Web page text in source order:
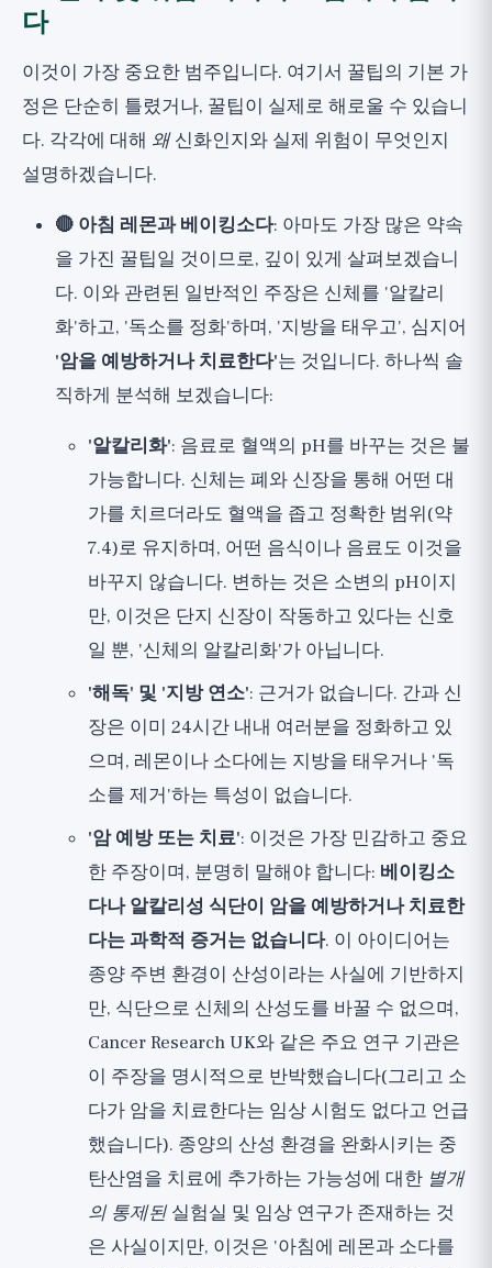
다
이것이 가장 중요한 범주입니다. 여기서 꿀팁의 기본 가
정은 단순히 틀렸거나, 꿀팁이 실제로 해로울 수 있습니
다. 각각에 대해 왜신화인지와 실제 위험이 무엇인지
설명하겠습니다.
🔴 아침 레몬과 베이킹소다: 아마도 가장 많은 약속
을 가진 꿀팁일 것이므로, 깊이 있게 살펴보겠습니
다. 이와 관련된 일반적인 주장은 신체를 '알칼리
화'하고, '독소를 정화'하며, '지방을 태우고', 심지어
'암을 예방하거나 치료한다'는 것입니다. 하나씩 솔
직하게 분석해 보겠습니다:
'알칼리화': 음료로 혈액의 pH를 바꾸는 것은 불
가능합니다. 신체는 폐와 신장을 통해 어떤 대
가를 치르더라도 혈액을 좁고 정확한 범위(약
7.4)로 유지하며, 어떤 음식이나 음료도 이것을
바꾸지 않습니다. 변하는 것은 소변의 pH이지
만, 이것은 단지 신장이 작동하고 있다는 신호
일 뿐, '신체의 알칼리화'가 아닙니다.
'해독' 및 '지방 연소': 근거가 없습니다. 간과 신
장은 이미 24시간 내내 여러분을 정화하고 있
으며, 레몬이나 소다에는 지방을 태우거나 '독
소를 제거'하는 특성이 없습니다.
'암 예방 또는 치료': 이것은 가장 민감하고 중요
한 주장이며, 분명히 말해야 합니다: 베이킹소
다나 알칼리성 식단이 암을 예방하거나 치료한
다는 과학적 증거는 없습니다. 이 아이디어는
종양 주변 환경이 산성이라는 사실에 기반하지
만, 식단으로 신체의 산성도를 바꿀 수 없으며,
Cancer Research UK와 같은 주요 연구 기관은
이 주장을 명시적으로 반박했습니다(그리고 소
다가 암을 치료한다는 임상 시험도 없다고 언급
했습니다). 종양의 산성 환경을 완화시키는 중
탄산염을 치료에 추가하는 가능성에 대한 별개
의 통제된실험실 및 임상 연구가 존재하는 것
은 사실이지만, 이것은 '아침에 레몬과 소다를